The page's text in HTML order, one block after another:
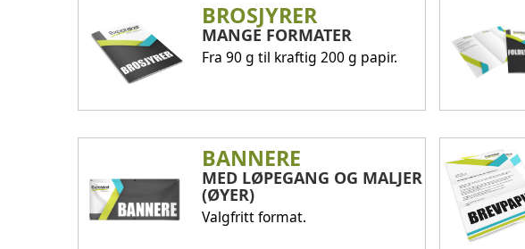
BROSJYRER
MANGE FORMATER
Fra 90 g til kraftig 200 g papir.
BANNERE
MED LØPEGANG OG MALJER
(ØYER)
Valgfritt format.